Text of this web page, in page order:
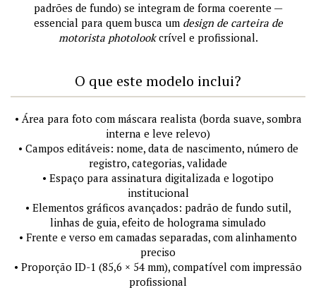
padrões de fundo) se integram de forma coerente —
essencial para quem busca um design de carteira de
motorista photolookcrível e profissional.
O que este modelo inclui?
• Área para foto com máscara realista (borda suave, sombra
interna e leve relevo)
• Campos editáveis: nome, data de nascimento, número de
registro, categorias, validade
• Espaço para assinatura digitalizada e logotipo
institucional
• Elementos gráficos avançados: padrão de fundo sutil,
linhas de guia, efeito de holograma simulado
• Frente e verso em camadas separadas, com alinhamento
preciso
• Proporção ID-1 (85,6 × 54 mm), compatível com impressão
profissional